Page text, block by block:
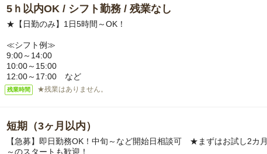
5ｈ以内OK / シフト勤務 / 残業なし
★【日勤のみ】1日5時間～OK！
≪シフト例≫
9:00～14:00
10:00～15:00
12:00～17:00 など
残業時間 ★残業はありません。
短期（3ヶ月以内）
【急募】即日勤務OK！中旬～など開始日相談可 ★まずはお試し2カ月
～のスタートも歓迎！